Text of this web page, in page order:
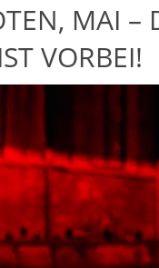
MAI –
VORBEI!